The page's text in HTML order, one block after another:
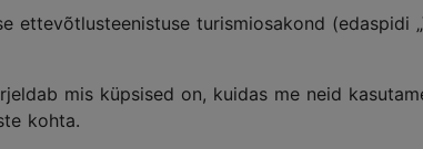
ettevõtlusteenistuse turismiosakond (edaspidi
mis küpsised on, kuidas me neid
kohta.